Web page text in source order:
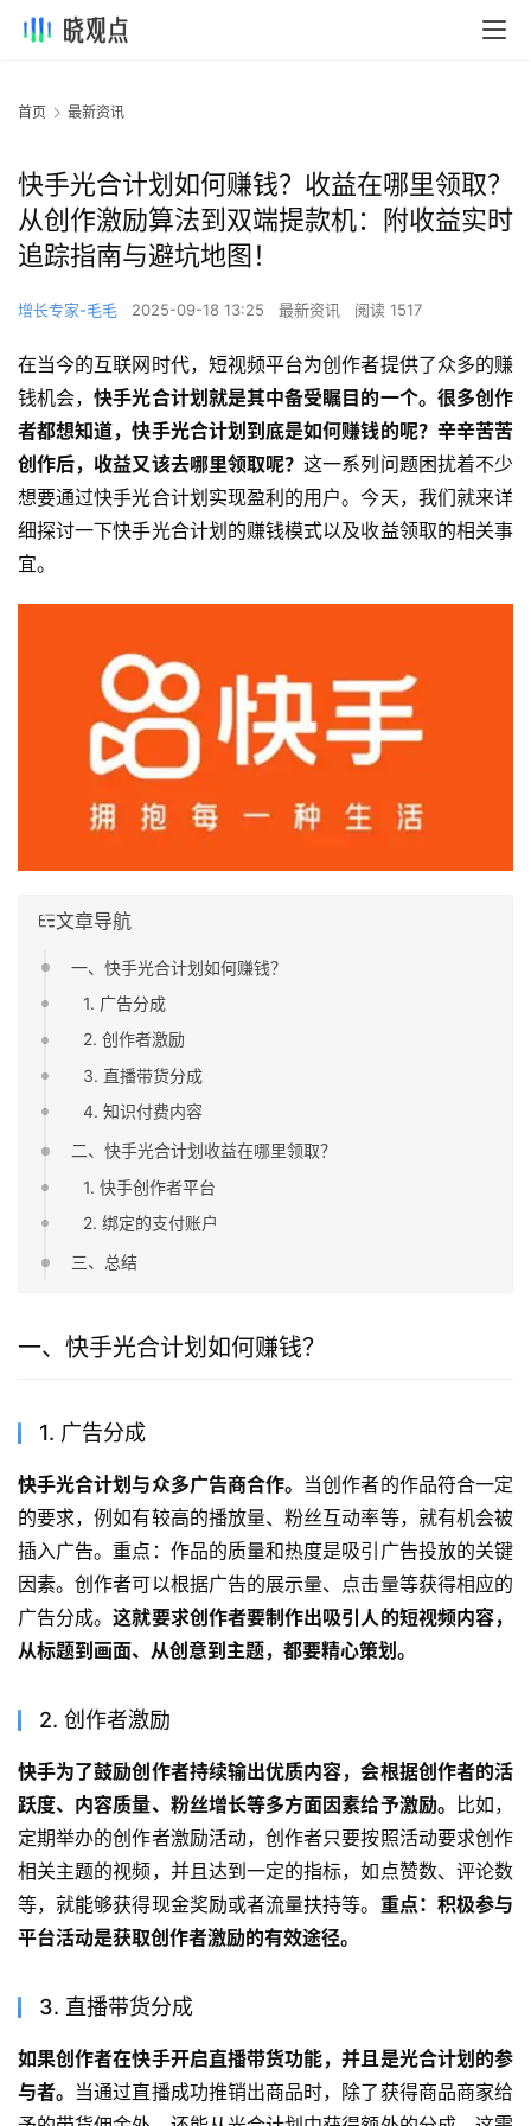
首页 最新资讯
快手光合计划如何赚钱？收益在哪里领取？
从创作激励算法到双端提款机：附收益实时
追踪指南与避坑地图！
增长专家-毛毛 2025-09-18 13:25 最新资讯 阅读 1517
在当今的互联网时代，短视频平台为创作者提供了众多的赚
钱机会，快手光合计划就是其中备受瞩目的一个。很多创作
者都想知道，快手光合计划到底是如何赚钱的呢？辛辛苦苦
创作后，收益又该去哪里领取呢？这一系列问题困扰着不少
想要通过快手光合计划实现盈利的用户。今天，我们就来详
细探讨一下快手光合计划的赚钱模式以及收益领取的相关事
宜。
文章导航
一、快手光合计划如何赚钱？
1. 广告分成
2. 创作者激励
3. 直播带货分成
4. 知识付费内容
二、快手光合计划收益在哪里领取？
1. 快手创作者平台
2. 绑定的支付账户
三、总结
一、快手光合计划如何赚钱？
1. 广告分成
快手光合计划与众多广告商合作。 当创作者的作品符合一定
的要求，例如有较高的播放量、粉丝互动率等，就有机会被
插入广告。重点：作品的质量和热度是吸引广告投放的关键
因素。创作者可以根据广告的展示量、点击量等获得相应的
广告分成。这就要求创作者要制作出吸引人的短视频内容，
从标题到画面、从创意到主题，都要精心策划。
2. 创作者激励
快手为了鼓励创作者持续输出优质内容，会根据创作者的活
跃度、内容质量、粉丝增长等多方面因素给予激励。
比如，
定期举办的创作者激励活动，创作者只要按照活动要求创作
相关主题的视频，并且达到一定的指标，如点赞数、评论数
等，就能够获得现金奖励或者流量扶持等。 重点：积极参与
平台活动是获取创作者激励的有效途径。
3. 直播带货分成
如果创作者在快手开启直播带货功能，并且是光合计划的参
与者。 当通过直播成功推销出商品时，除了获得商品商家给